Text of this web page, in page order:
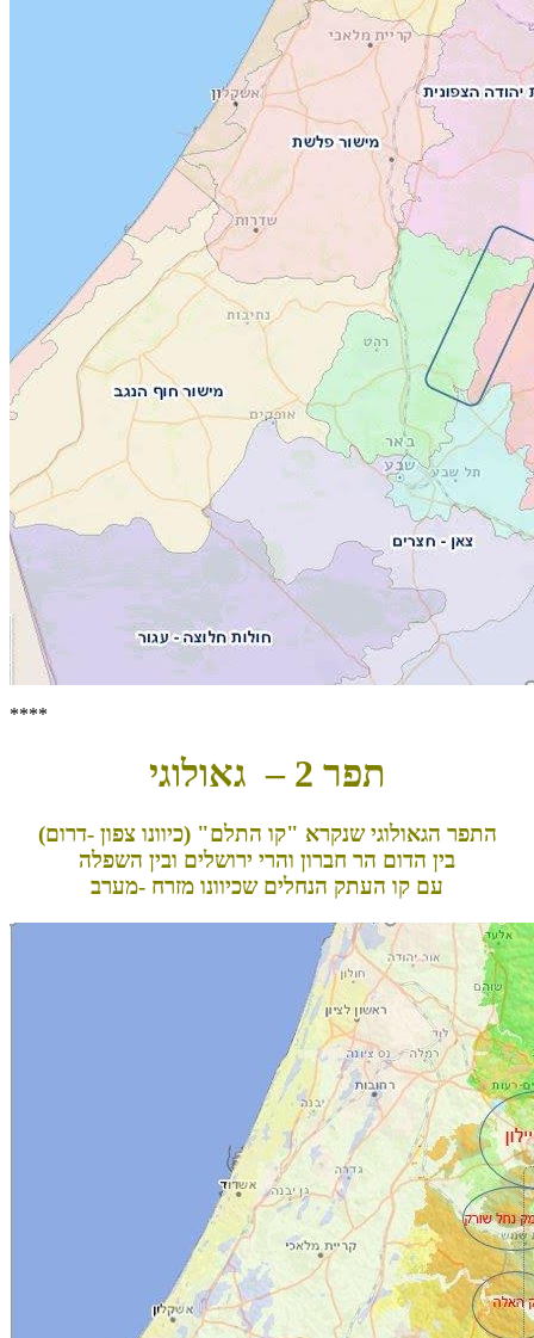
****
תפר 2 – גאולוגי
התפר הגאולוגי שנקרא "קו התלם" (כיוונו צפון -דרום)
בין הדום הר חברון והרי ירושלים ובין השפלה
עם קו העתק הנחלים שכיוונו מזרח -מערב